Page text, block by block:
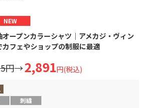
NEW
ープンカラーシャツ｜アメカジ・ヴィン
フェやショップの制服に最適
円→2,891円(税込)
刺繍